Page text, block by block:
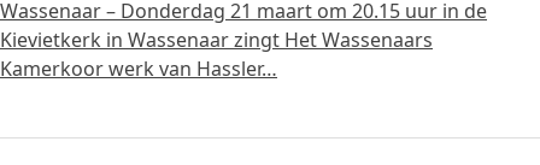
Wassenaar – Donderdag 21 maart om 20.15 uur in de
Kievietkerk in Wassenaar zingt Het Wassenaars
Kamerkoor werk van Hassler…